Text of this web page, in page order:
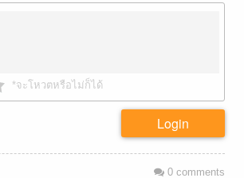
*จะโหวตหรือไม่ก็ได้
Login
0comments